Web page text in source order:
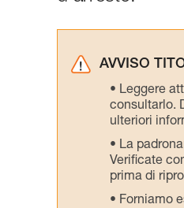
AVVISO
Leggere
consultarlo.
ulteriori
La
Verificate
prima di
Forniamo